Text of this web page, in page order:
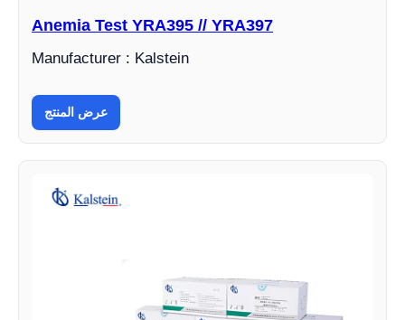
Anemia Test YRA395 // YRA397
Manufacturer : Kalstein
عرض المنتج